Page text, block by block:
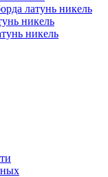
латунь никель
никель
никель